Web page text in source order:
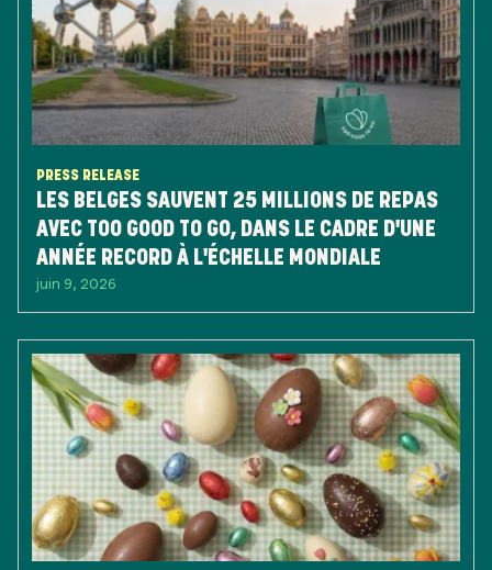
PRESS RELEASE
LES BELGES SAUVENT 25 MILLIONS DE REPAS
AVEC TOO GOOD TO GO, DANS LE CADRE D'UNE
ANNÉE RECORD À L'ÉCHELLE MONDIALE
juin 9, 2026